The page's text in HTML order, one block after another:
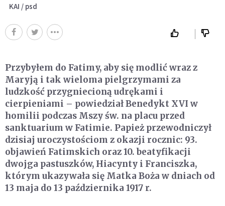
KAI / psd
Przybyłem do Fatimy, aby się modlić wraz z
Maryją i tak wieloma pielgrzymami za
ludzkość przygniecioną udrękami i
cierpieniami – powiedział Benedykt XVI w
homilii podczas Mszy św. na placu przed
sanktuarium w Fatimie. Papież przewodniczył
dzisiaj uroczystościom z okazji rocznic: 93.
objawień Fatimskich oraz 10. beatyfikacji
dwojga pastuszków, Hiacynty i Franciszka,
którym ukazywała się Matka Boża w dniach od
13 maja do 13 października 1917 r.